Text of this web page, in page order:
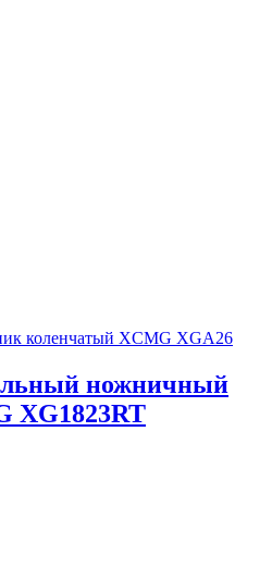
коленчатый XCMG XGA26
ножничный
XG1823RT